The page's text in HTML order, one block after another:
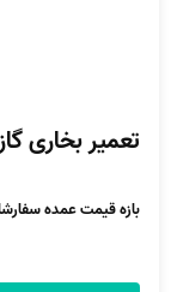
تعمیر بخاری
بازه قیمت عمده